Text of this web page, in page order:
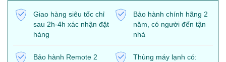
Giao hàng siêu tốc chỉ
sau 2h-4h xác nhận đặt
hàng
Bảo hành chính hãng 2
năm, có người đến tận
nhà
Bảo hành Remote 2
Thùng máy lạnh có: